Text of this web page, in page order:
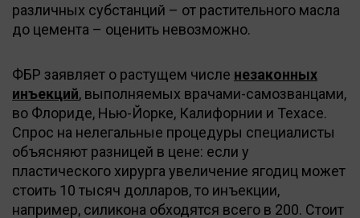
различных субстанций – от растительного масла
до цемента – оценить невозможно.
ФБР заявляет о растущем числе незаконных
инъекций, выполняемых врачами-самозванцами,
во Флориде, Нью-Йорке, Калифорнии и Техасе.
Спрос на нелегальные процедуры специалисты
объясняют разницей в цене: если у
пластического хирурга увеличение ягодиц может
стоить 10 тысяч долларов, то инъекции,
например, силикона обходятся всего в 200. Стоит